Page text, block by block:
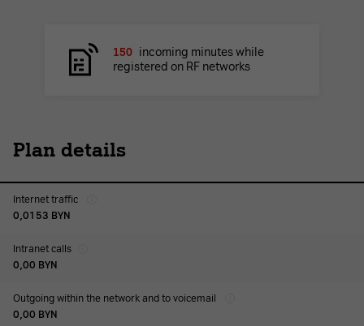
150 incoming minutes while
registered on RF networks
Plan details
Internet traffic
0,0153 BYN
Intranet calls
0,00 BYN
Outgoing within the network and to voicemail
0,00 BYN